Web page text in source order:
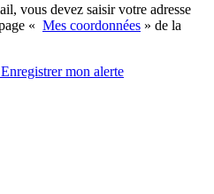
vous devez saisir votre adresse
« Mes coordonnées » de la
Enregistrermon alerte